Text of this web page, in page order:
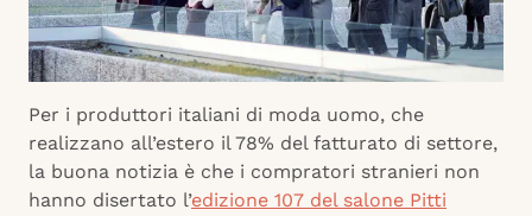
Per i produttori italiani di moda uomo, che
realizzano all’estero il 78% del fatturato di settore,
la buona notizia è che i compratori stranieri non
hanno disertato l’edizione 107 del salone Pitti